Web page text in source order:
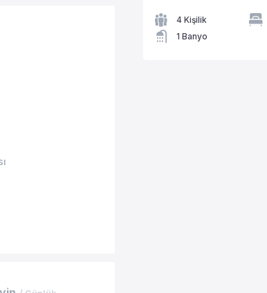
4 Kişilik
1 Banyo